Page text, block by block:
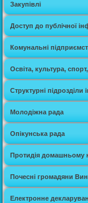
Закупівлі
Доступ до публічної
Комунальні
Освіта, культура,
Структурні
Молодіжна рада
Опікунська рада
Протидія домашньому
Почесні громадяни
Електронне